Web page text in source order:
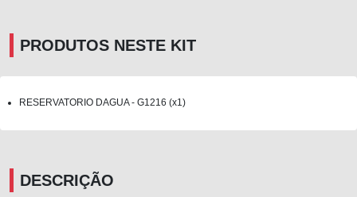
PRODUTOS NESTE KIT
RESERVATORIO DAGUA - G1216 (x1)
DESCRIÇÃO